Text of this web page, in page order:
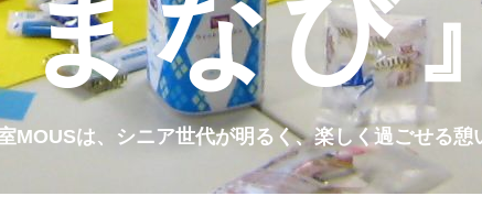
なび
MOUSは、シニア世代が明るく、楽しく過ごせる憩